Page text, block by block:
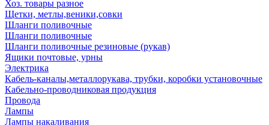
Хоз. товары разное
Щетки, метлы,веники,совки
Шланги поливочные
Шланги поливочные
Шланги поливочные резиновые (рукав)
Ящики почтовые, урны
Электрика
Кабель-каналы,металлорукава, трубки, коробки установочные
Кабельно-проводниковая продукция
Провода
Лампы
Лампы накаливания